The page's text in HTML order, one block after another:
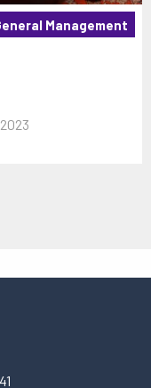
Management